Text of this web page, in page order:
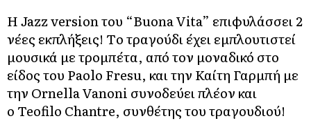
Η Jazz version του “Buona Vita” επιφυλάσσει 2
νέες εκπλήξεις! Tο τραγούδι έχει εμπλουτιστεί
μουσικά με τρομπέτα, από τον μοναδικό στο
είδος του Paolo Fresu, και την Καίτη Γαρμπή με
την Ornella Vanoni συνοδεύει πλέον και
ο Teofilo Chantre, συνθέτης του τραγουδιού!